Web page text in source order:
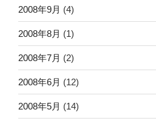
2008年9月 (4)
2008年8月 (1)
2008年7月 (2)
2008年6月 (12)
2008年5月 (14)